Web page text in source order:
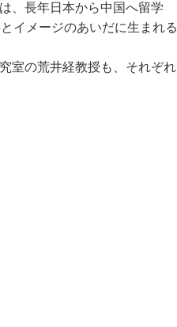
、長年日本から中国へ留学
イメージのあいだに生まれる
室の荒井経教授も、それぞれ